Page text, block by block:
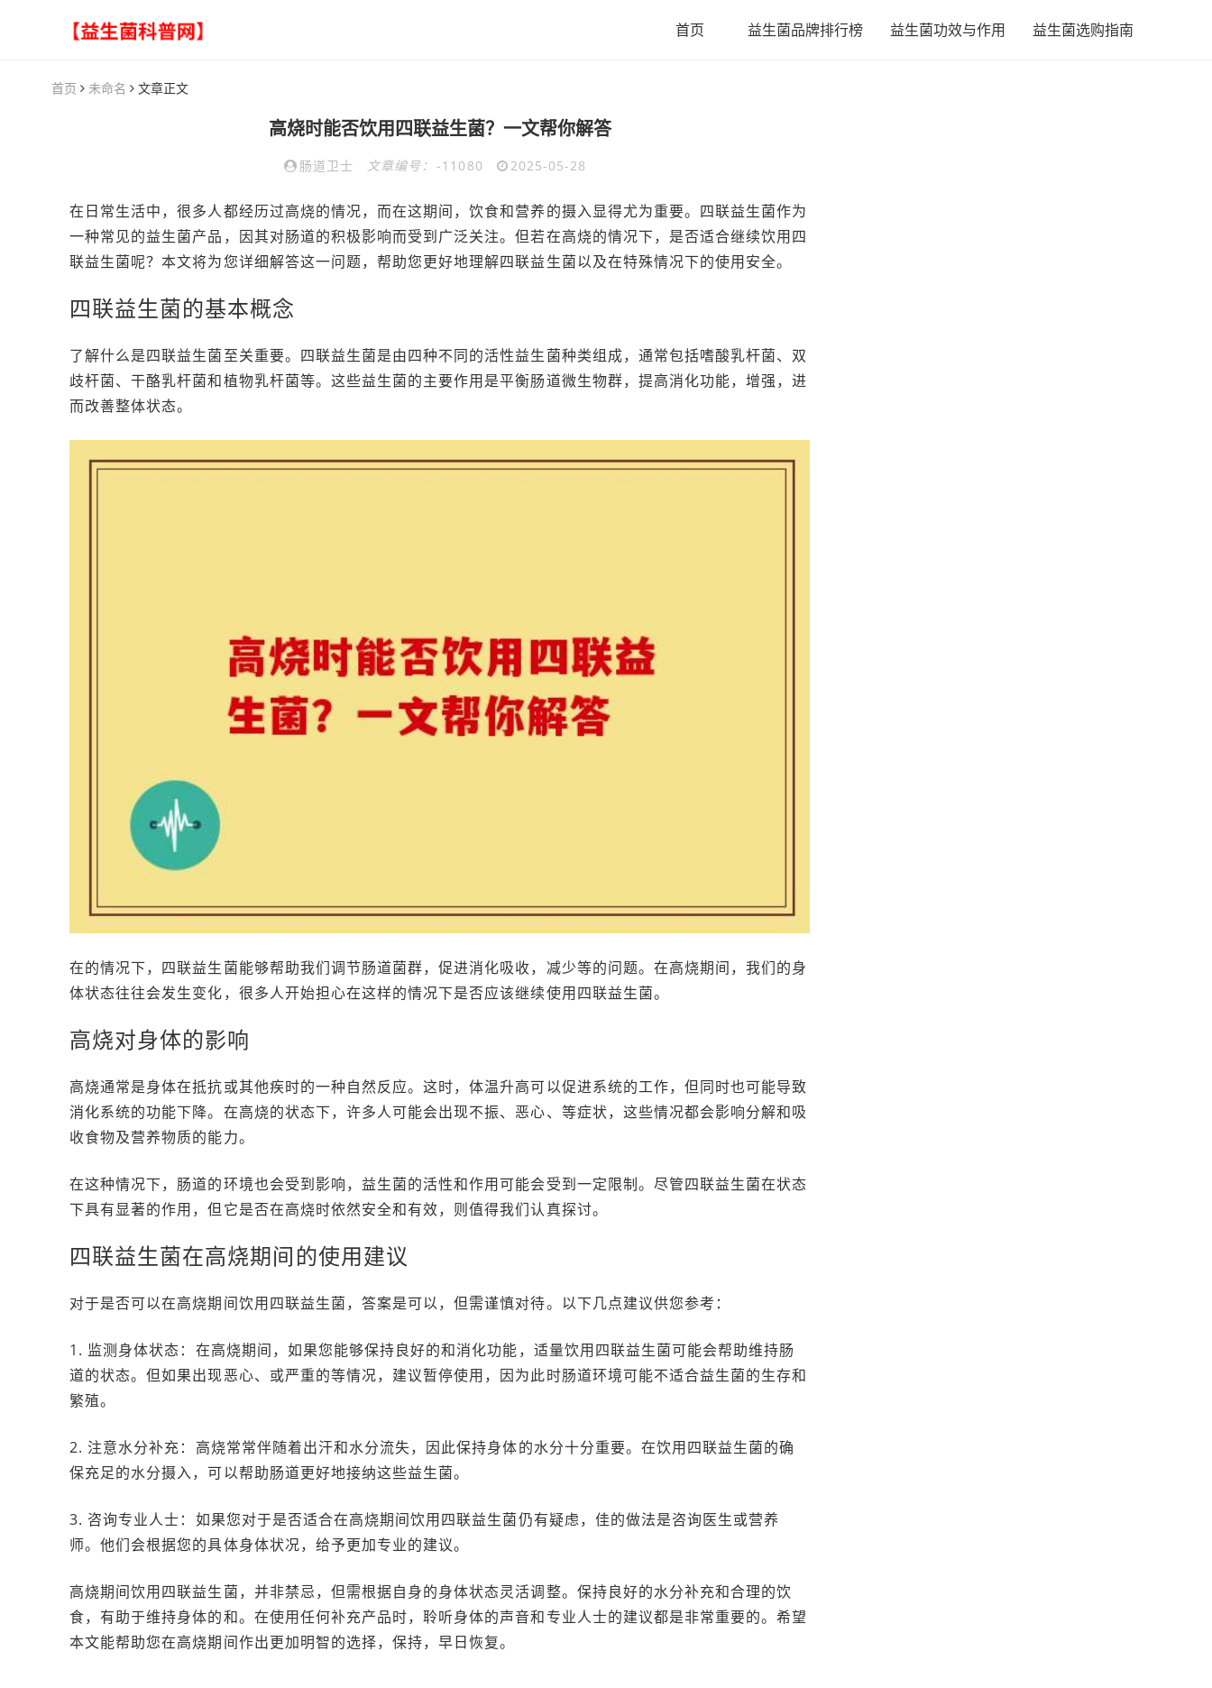
首页 益生菌品牌排行榜 益生菌功效与作用 益生菌选购指南
首页 未命名 文章正文
高烧时能否饮用四联益生菌？一文帮你解答
肠道卫士 文章编号： -11080 2025-05-28
在日常生活中，很多人都经历过高烧的情况，而在这期间，饮食和营养的摄入显得尤为重要。四联益生菌作为
一种常见的益生菌产品，因其对肠道的积极影响而受到广泛关注。但若在高烧的情况下，是否适合继续饮用四
联益生菌呢？本文将为您详细解答这一问题，帮助您更好地理解四联益生菌以及在特殊情况下的使用安全。
四联益生菌的基本概念
了解什么是四联益生菌至关重要。四联益生菌是由四种不同的活性益生菌种类组成，通常包括嗜酸乳杆菌、双
歧杆菌、干酪乳杆菌和植物乳杆菌等。这些益生菌的主要作用是平衡肠道微生物群，提高消化功能，增强，进
而改善整体状态。
在的情况下，四联益生菌能够帮助我们调节肠道菌群，促进消化吸收，减少等的问题。在高烧期间，我们的身
体状态往往会发生变化，很多人开始担心在这样的情况下是否应该继续使用四联益生菌。
高烧对身体的影响
高烧通常是身体在抵抗或其他疾时的一种自然反应。这时，体温升高可以促进系统的工作，但同时也可能导致
消化系统的功能下降。在高烧的状态下，许多人可能会出现不振、恶心、等症状，这些情况都会影响分解和吸
收食物及营养物质的能力。
在这种情况下，肠道的环境也会受到影响，益生菌的活性和作用可能会受到一定限制。尽管四联益生菌在状态
下具有显著的作用，但它是否在高烧时依然安全和有效，则值得我们认真探讨。
四联益生菌在高烧期间的使用建议
对于是否可以在高烧期间饮用四联益生菌，答案是可以，但需谨慎对待。以下几点建议供您参考：
1. 监测身体状态：在高烧期间，如果您能够保持良好的和消化功能，适量饮用四联益生菌可能会帮助维持肠
道的状态。但如果出现恶心、或严重的等情况，建议暂停使用，因为此时肠道环境可能不适合益生菌的生存和
繁殖。
2. 注意水分补充：高烧常常伴随着出汗和水分流失，因此保持身体的水分十分重要。在饮用四联益生菌的确
保充足的水分摄入，可以帮助肠道更好地接纳这些益生菌。
3. 咨询专业人士：如果您对于是否适合在高烧期间饮用四联益生菌仍有疑虑，佳的做法是咨询医生或营养
师。他们会根据您的具体身体状况，给予更加专业的建议。
高烧期间饮用四联益生菌，并非禁忌，但需根据自身的身体状态灵活调整。保持良好的水分补充和合理的饮
食，有助于维持身体的和。在使用任何补充产品时，聆听身体的声音和专业人士的建议都是非常重要的。希望
本文能帮助您在高烧期间作出更加明智的选择，保持，早日恢复。